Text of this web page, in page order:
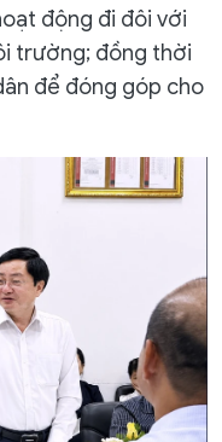
động đi đôi với
trường; đồng thời
để đóng góp cho